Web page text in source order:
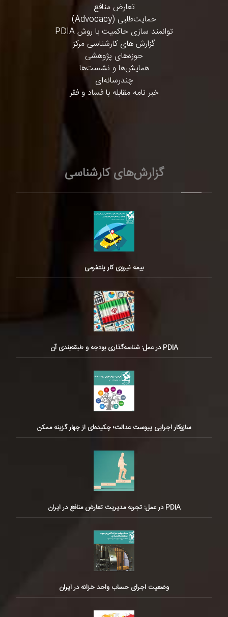
تعارض منافع
حمایت‌طلبی (Advocacy)
توانمند سازی حاکمیت با روش PDIA
گزارش های کارشناسی مرکز
حوزه‌های پژوهشی
همایش‌ها و نشست‌ها
چندرسانه‌ای
خبر نامه مقابله با فساد و فقر
گزارش‌های کارشناسی
بیمه نیروی کار پلتفرمی
PDIA در عمل: شناسه‌گذاری بودجه و طبقه‌بندی آن
سازوکار اجرایی پیوست عدالت؛ چکیده‌ای از چهار گزینه ممکن
PDIA در عمل: تجربه مدیریت تعارض منافع در ایران
وضعیت اجرای حساب واحد خزانه در ایران